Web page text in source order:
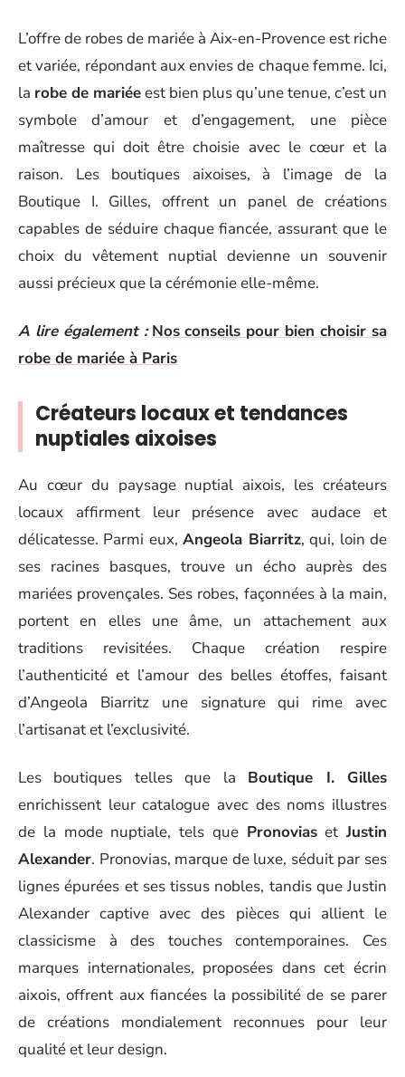
L’offre de robes de mariée à Aix-en-Provence est riche
et variée, répondant aux envies de chaque femme. Ici,
la robe de mariéeest bien plus qu’une tenue, c’est un
symbole d’amour et d’engagement, une pièce
maîtresse qui doit être choisie avec le cœur et la
raison. Les boutiques aixoises, à l’image de la
Boutique I. Gilles, offrent un panel de créations
capables de séduire chaque fiancée, assurant que le
choix du vêtement nuptial devienne un souvenir
aussi précieux que la cérémonie elle-même.
A lire également : Nos conseils pour bien choisir sa
robe de mariée à Paris
Créateurs locaux et tendances
nuptiales aixoises
Au cœur du paysage nuptial aixois, les créateurs
locaux affirment leur présence avec audace et
délicatesse. Parmi eux,Angeola Biarritz, qui, loin de
ses racines basques, trouve un écho auprès des
mariées provençales. Ses robes, façonnées à la main,
portent en elles une âme, un attachement aux
traditions revisitées. Chaque création respire
l’authenticité et l’amour des belles étoffes, faisant
d’Angeola Biarritz une signature qui rime avec
l’artisanat et l’exclusivité.
Les boutiques telles que la Boutique I. Gilles
enrichissent leur catalogue avec des noms illustres
de la mode nuptiale, tels que Pronoviaset Justin
Alexander. Pronovias, marque de luxe, séduit par ses
lignes épurées et ses tissus nobles, tandis que Justin
Alexander captive avec des pièces qui allient le
classicisme à des touches contemporaines. Ces
marques internationales, proposées dans cet écrin
aixois, offrent aux fiancées la possibilité de se parer
de créations mondialement reconnues pour leur
qualité et leur design.